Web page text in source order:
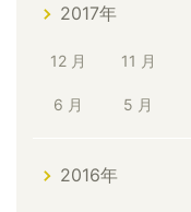
2017年
12 月 11 月
6 月 5 月
2016年